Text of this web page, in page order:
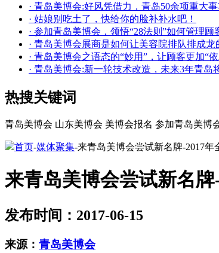
· 青岛美博会:好风凭借力，青岛50余项重大
· 姑娘别吃土了，快给你的脸补补水吧！
· 参加青岛美博会，领悟“28法则”如何管理顾
· 青岛美博会展商是如何让美容院排队排成龙
· 青岛美博会之语态的“妙用”，让顾客更加“依
· 青岛美博会:新一轮技术改造，未来3年青岛
热搜关键词
青岛美博会 山东美博会 美博会报名 参加青岛美博
首页-媒体聚集-来青岛美博会尝试新名牌-2017年
来青岛美博会尝试新名
发布时间：2017-06-15
来源： 青岛美博会